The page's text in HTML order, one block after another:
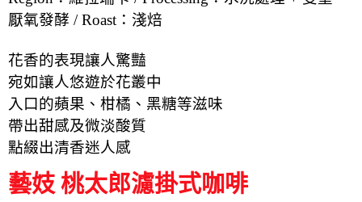
厭氧發酵 / Roast：淺焙
花香的表現讓人驚豔
宛如讓人悠遊於花叢中
入口的蘋果、柑橘、黑糖等滋味
帶出甜感及微淡酸質
點綴出清香迷人感
藝妓 桃太郎濾掛式咖啡